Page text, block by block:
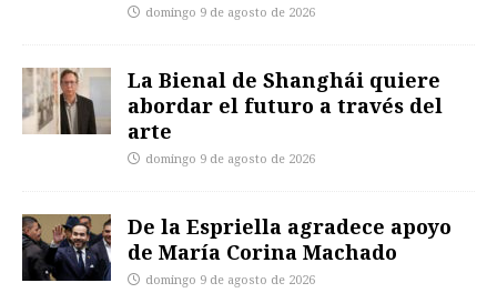
domingo 9 de agosto de 2026
La Bienal de Shanghái quiere
abordar el futuro a través del
arte
domingo 9 de agosto de 2026
De la Espriella agradece apoyo
de María Corina Machado
domingo 9 de agosto de 2026